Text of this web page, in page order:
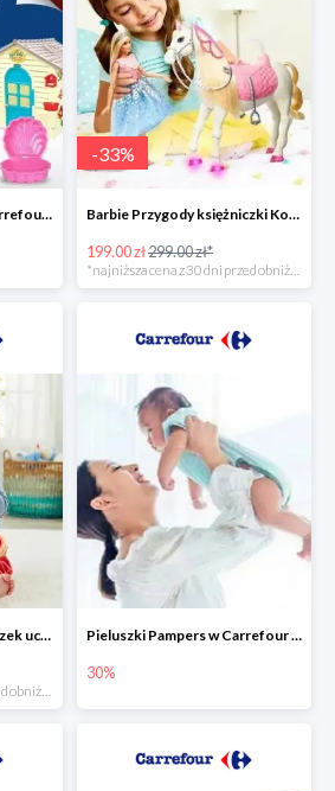
Zabawki ogrodowe w Carrefour do -30%
-33%
Barbie Przygody księżniczki Koń + Lalka -33%
199.00 zł299.00 zł*
*najniższa cena z 30 dni przed obniżką
FISHER PRICE Szczeniaczek uczniaczek -21% Pieluszki Pampers w Carrefour do -30%
30%